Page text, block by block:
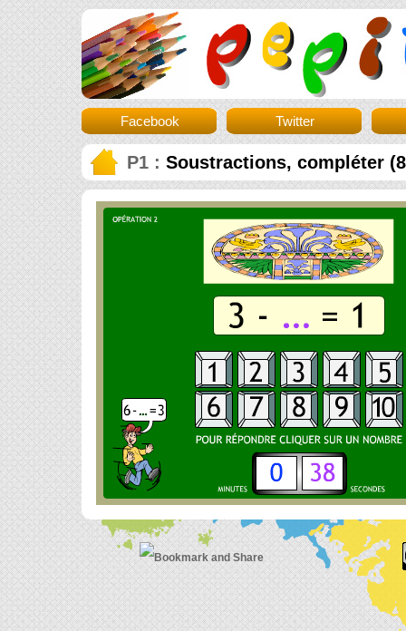
Facebook Twitter
P1 : Soustractions, compléter